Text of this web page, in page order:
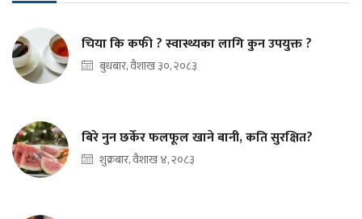
चिया कि कफी ? स्वास्थ्यका लागि कुन उपयुक्त ?
बुधबार, वैशाख ३०, २०८३
बिरे नुन छर्केर फलफूल खाने बानी, कति सुरक्षित?
शुक्रबार, वैशाख ४, २०८३